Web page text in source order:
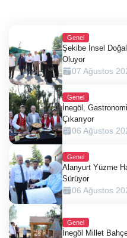
Genel
Şekibe İnsel
Oluyor
07 Ağustos
Genel
İnegöl,
Çıkarıyor
06 Ağustos
Genel
Alanyurt Yüzme
Sürüyor
06 Ağustos
Genel
İnegöl Millet